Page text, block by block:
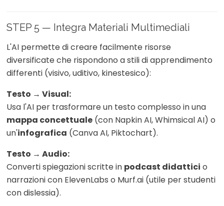
STEP 5 — Integra Materiali Multimediali
L'AI permette di creare facilmente risorse
diversificate che rispondono a stili di apprendimento
differenti (visivo, uditivo, kinestesico):
Testo → Visual:
Usa l'AI per trasformare un testo complesso in una
mappa concettuale (con Napkin AI, Whimsical AI) o
un'infografica (Canva AI, Piktochart).
Testo → Audio:
Converti spiegazioni scritte in podcast didattici o
narrazioni con ElevenLabs o Murf.ai (utile per studenti
con dislessia).